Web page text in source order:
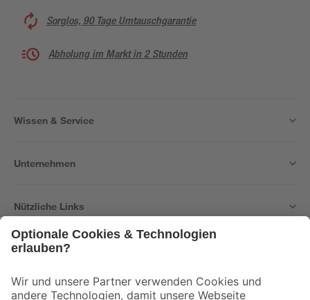
Sorglos, 90 Tage Umtauschgarantie
Abholung im Markt in 2 Stunden
Wissen & Service
Unternehmen
Nützliche Links
Der toom Newsletter: Keine Angebote und Aktionen mehr verpassen!